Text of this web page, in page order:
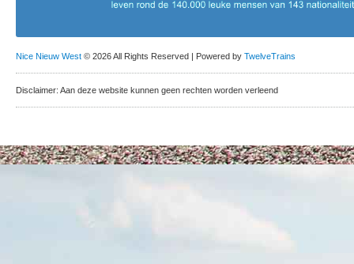
Nice Nieuw West © 2026 All Rights Reserved | Powered by TwelveTrains
Disclaimer: Aan deze website kunnen geen rechten worden verleend